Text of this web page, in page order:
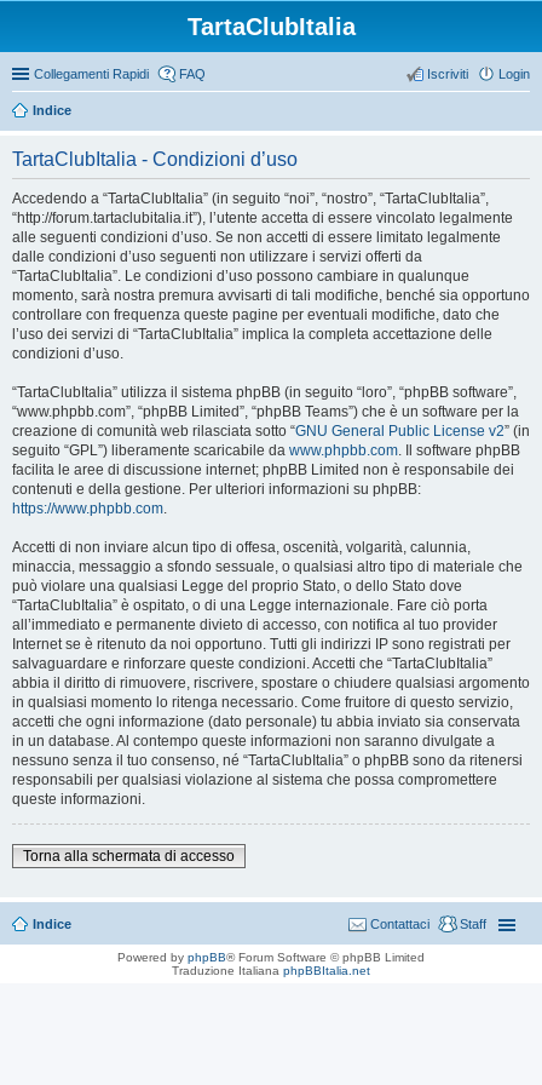
TartaClubItalia
Collegamenti Rapidi FAQ Login
Iscriviti
Indice
TartaClubItalia - Condizioni d’uso
Accedendo a “TartaClubItalia” (in seguito “noi”, “nostro”, “TartaClubItalia”,
“http://forum.tartaclubitalia.it”), l’utente accetta di essere vincolato legalmente
alle seguenti condizioni d’uso. Se non accetti di essere limitato legalmente
dalle condizioni d’uso seguenti non utilizzare i servizi offerti da
“TartaClubItalia”. Le condizioni d’uso possono cambiare in qualunque
momento, sarà nostra premura avvisarti di tali modifiche, benché sia opportuno
controllare con frequenza queste pagine per eventuali modifiche, dato che
l’uso dei servizi di “TartaClubItalia” implica la completa accettazione delle
condizioni d’uso.
“TartaClubItalia” utilizza il sistema phpBB (in seguito “loro”, “phpBB software”,
“www.phpbb.com”, “phpBB Limited”, “phpBB Teams”) che è un software per la
creazione di comunità web rilasciata sotto “GNU General Public License v2” (in
seguito “GPL”) liberamente scaricabile da www.phpbb.com. Il software phpBB
facilita le aree di discussione internet; phpBB Limited non è responsabile dei
contenuti e della gestione. Per ulteriori informazioni su phpBB:
https://www.phpbb.com.
Accetti di non inviare alcun tipo di offesa, oscenità, volgarità, calunnia,
minaccia, messaggio a sfondo sessuale, o qualsiasi altro tipo di materiale che
può violare una qualsiasi Legge del proprio Stato, o dello Stato dove
“TartaClubItalia” è ospitato, o di una Legge internazionale. Fare ciò porta
all’immediato e permanente divieto di accesso, con notifica al tuo provider
Internet se è ritenuto da noi opportuno. Tutti gli indirizzi IP sono registrati per
salvaguardare e rinforzare queste condizioni. Accetti che “TartaClubItalia”
abbia il diritto di rimuovere, riscrivere, spostare o chiudere qualsiasi argomento
in qualsiasi momento lo ritenga necessario. Come fruitore di questo servizio,
accetti che ogni informazione (dato personale) tu abbia inviato sia conservata
in un database. Al contempo queste informazioni non saranno divulgate a
nessuno senza il tuo consenso, né “TartaClubItalia” o phpBB sono da ritenersi
responsabili per qualsiasi violazione al sistema che possa compromettere
queste informazioni.
Torna alla schermata di accesso
Indice Staff
Contattaci
Powered by phpBB® Forum Software © phpBB Limited
Traduzione Italiana phpBBItalia.net